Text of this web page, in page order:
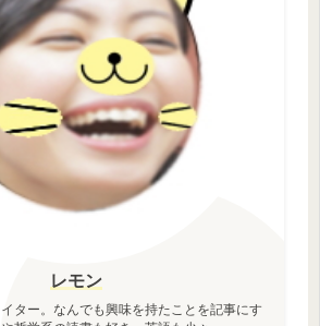
レモン
ター。なんでも興味を持たことを記事にす